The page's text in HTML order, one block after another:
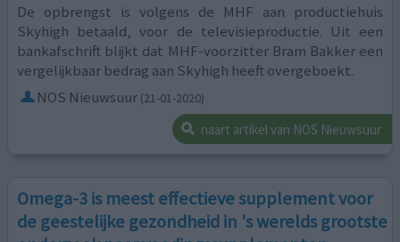
De opbrengst is volgens de MHF aan productiehuis
Skyhigh betaald, voor de televisieproductie. Uit een
bankafschrift blijkt dat MHF-voorzitter Bram Bakker een
vergelijkbaar bedrag aan Skyhigh heeft overgeboekt.
NOS Nieuwsuur (21-01-2020)
naart artikel van NOS Nieuwsuur
Omega-3 is meest effectieve supplement voor
de geestelijke gezondheid in 's werelds grootste